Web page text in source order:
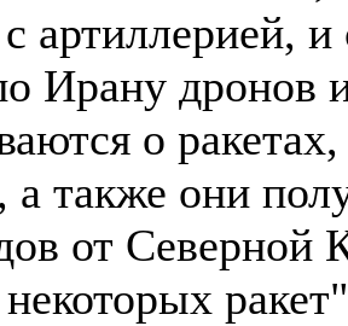
артиллерией,
Ирану дронов
о
а также они
от